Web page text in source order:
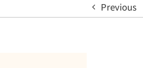
Previous